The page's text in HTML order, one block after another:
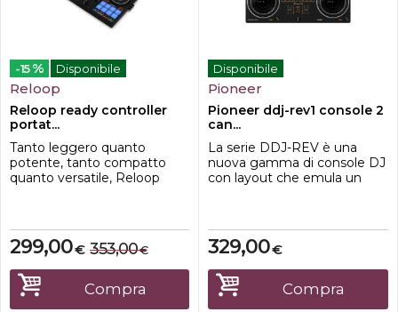
-15 % Disponibile
Reloop
Reloop ready controller
portat...
Tanto leggero quanto
potente, tanto compatto
quanto versatile, Reloop
di esibirsi al loro massimo
ottimizzando allo stesso
tempo la portabilita e
minimizzando lo
spazio.CARATTERISTICHE
€
299,00 €
353,00
Compra
Disponibile
Pioneer
Pioneer ddj-rev1 console 2
can...
La serie DDJ-REV è una
nuova gamma di console DJ
con layout che emula un
specifiche per i DJ open-
format e scratch. Per la
prima volta su una console
DJ Pioneer, gli slider tempo
sono stati spostati nella
€
329,00
Compra